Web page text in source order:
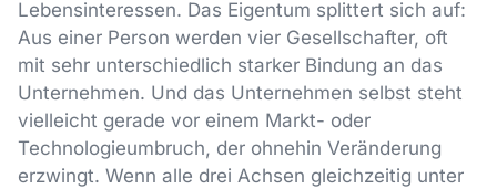
Lebensinteressen. Das Eigentum splittert sich auf:
Aus einer Person werden vier Gesellschafter, oft
mit sehr unterschiedlich starker Bindung an das
Unternehmen. Und das Unternehmen selbst steht
vielleicht gerade vor einem Markt- oder
Technologieumbruch, der ohnehin Veränderung
erzwingt. Wenn alle drei Achsen gleichzeitig unter